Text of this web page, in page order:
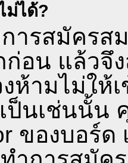
ม่ได้?
ารสมัครส
อน แล้วจึ
ห้ามไม่ให้
ป็นเช่นนั้น
ของบอร์ด